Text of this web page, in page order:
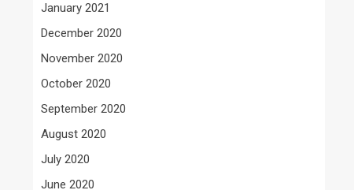
January 2021
December 2020
November 2020
October 2020
September 2020
August 2020
July 2020
June 2020